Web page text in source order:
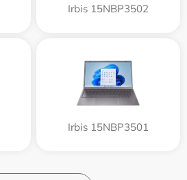
Irbis 15NBP3502
Irbis 15NBP3501